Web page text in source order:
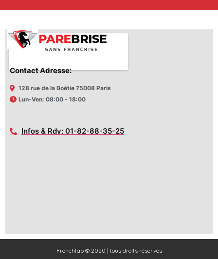
Contact Adresse:
128 rue de la Boétie 75008 Paris
Lun-Ven: 08:00 - 18:00
Infos & Rdv: 01-82-88-35-25
Frenchfab © 2020 | tous droits réservés